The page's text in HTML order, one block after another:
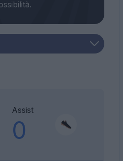
Assist
0